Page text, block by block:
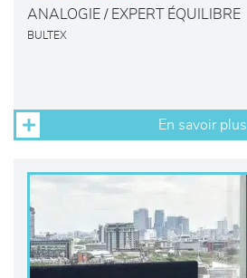
ANALOGIE / EXPERT ÉQUILIBRE
BULTEX
En savoir plus